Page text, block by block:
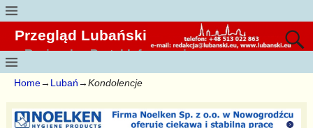
Przegląd Lubański
Regionalny Portal Informacyjny
Home→ Lubań→Kondolencje